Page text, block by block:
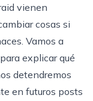
vienen
cosas si
Vamos a
explicar qué
detendremos
en futuros posts